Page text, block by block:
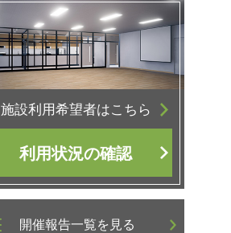
施設利用希望者はこちら
利用状況の確認
開催報告一覧を見る